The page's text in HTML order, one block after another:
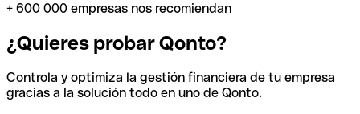
+ 600 000 empresas nos recomiendan
¿Quieres probar Qonto?
Controla y optimiza la gestión financiera de tu empresa
gracias a la solución todo en uno de Qonto.